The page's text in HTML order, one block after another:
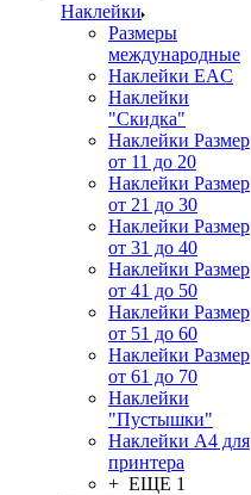
Наклейки
Размеры
международные
Наклейки EAC
Наклейки
"Скидка"
Наклейки Размер
от 11 до 20
Наклейки Размер
от 21 до 30
Наклейки Размер
от 31 до 40
Наклейки Размер
от 41 до 50
Наклейки Размер
от 51 до 60
Наклейки Размер
от 61 до 70
Наклейки
"Пустышки"
Наклейки А4 для
принтера
+ ЕЩЕ 1